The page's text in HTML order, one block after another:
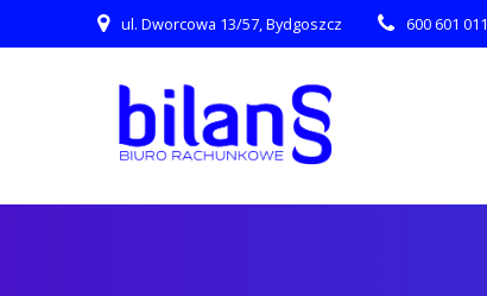
to
ul. Dworcowa 13/57, Bydgoszcz 600 601 011